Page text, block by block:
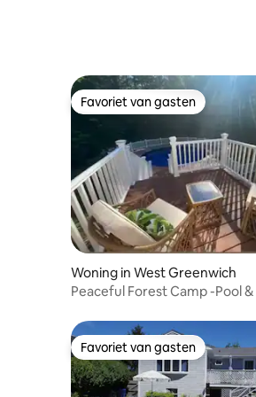
Favoriet van gasten
Favoriet van gasten
Woning in West Greenwich
Favoriet van gasten
Favoriet van gasten